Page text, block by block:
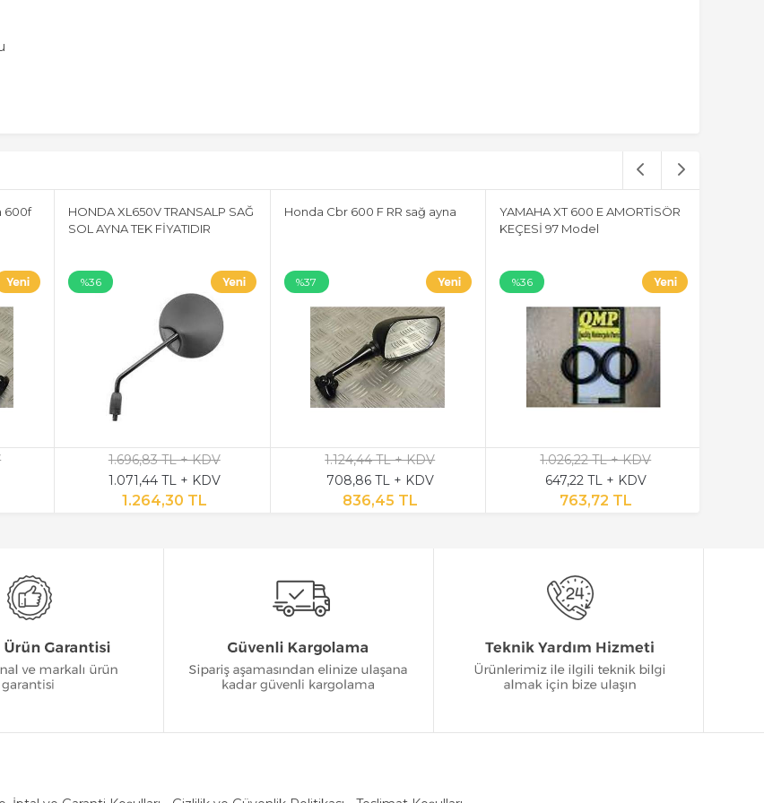
600f
HONDA XL650V TRANSALP SAĞ
SOL AYNA TEK FİYATIDIR
%36
1.696,83 TL + KDV
1.071,44 TL + KDV
1.264,30 TL
Honda Cbr 600 F RR sağ ayna
%37
1.124,44 TL + KDV
708,86 TL + KDV
836,45 TL
YAMAHA XT 600 E AMORTİSÖR
KEÇESİ 97 Model
%36
1.026,22 TL + KDV
647,22 TL + KDV
763,72 TL